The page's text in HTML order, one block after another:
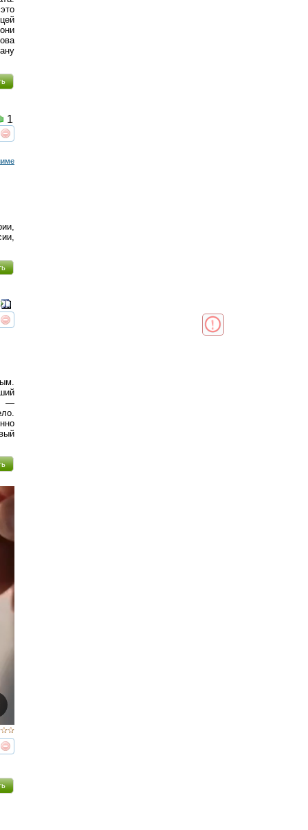
интересует
1
интересует
—
интересует